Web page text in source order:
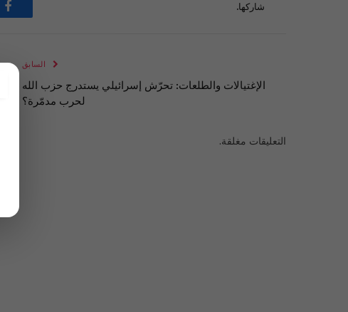
شاركها.
السابق
الإغتيالات والطلعات: تحرّش إسرائيلي يستدرج حزب الله
لحرب مدمّرة؟
التعليقات مغلقة.